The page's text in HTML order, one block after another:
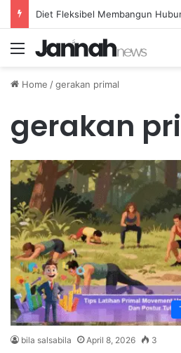
Menu
Home /gerakan primal
gerakan
bila salsabila April 8, 2026 3